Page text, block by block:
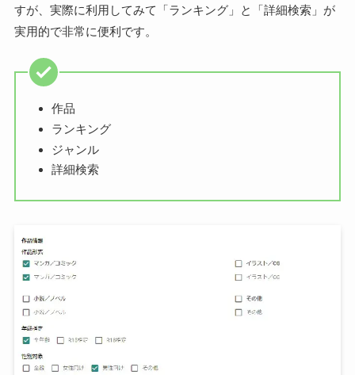
すが、実際に利用してみて「ランキング」と「詳細検索」が
実用的で非常に便利です。
作品
ランキング
ジャンル
詳細検索